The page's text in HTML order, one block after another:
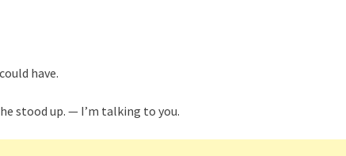
have.
stood up. — I’m talking to you.